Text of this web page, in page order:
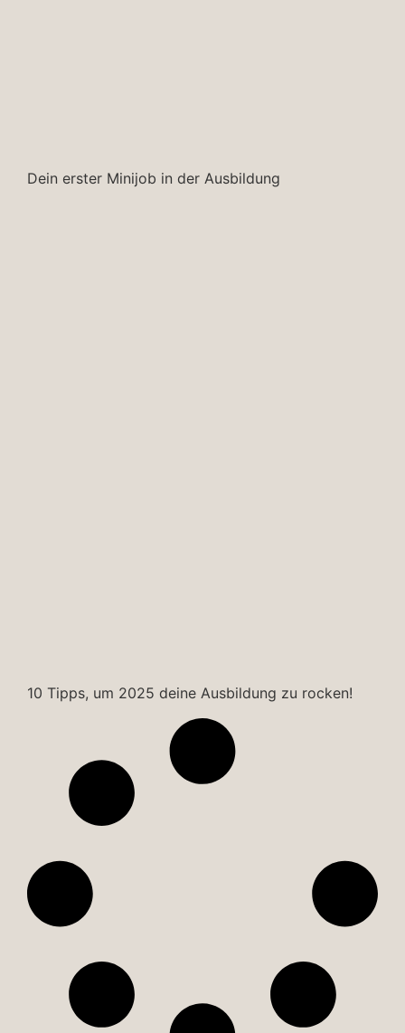
Dein erster Minijob in der Ausbildung
10 Tipps, um 2025 deine Ausbildung zu rocken!